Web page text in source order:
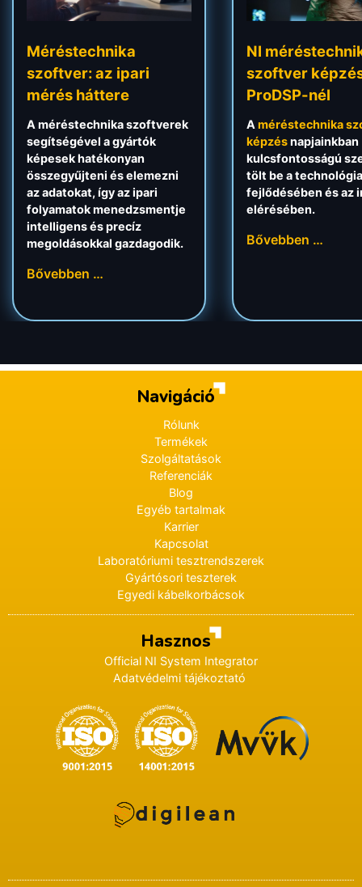
Méréstechnika
szoftver: az ipari
mérés háttere
A méréstechnika szoftverek
segítségével a gyártók
képesek hatékonyan
összegyűjteni és elemezni
az adatokat, így az ipari
folyamatok menedzsmentje
intelligens és precíz
megoldásokkal gazdagodik.
Bővebben …
NI
szoftver
ProDSP-nél
Améréstechnika
képzésnapjainkban
kulcsfontosságú
tölt be a
fejlődésében és az
elérésében.
Bővebben …
Navigáció
Rólunk
Termékek
Szolgáltatások
Referenciák
Blog
Egyéb tartalmak
Karrier
Kapcsolat
Laboratóriumi tesztrendszerek
Gyártósori teszterek
Egyedi kábelkorbácsok
Hasznos
Official NI System Integrator
Adatvédelmi tájékoztató